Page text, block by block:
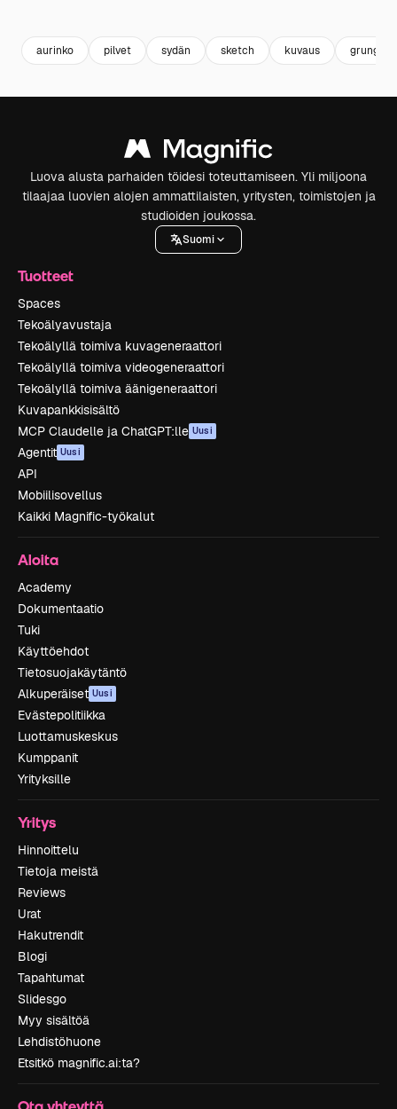
aurinko pilvet sydän sketch kuvaus grunge
Luova alusta parhaiden töidesi toteuttamiseen. Yli miljoona
tilaajaa luovien alojen ammattilaisten, yritysten, toimistojen ja
studioiden joukossa.
Suomi
Tuotteet
Spaces
Tekoälyavustaja
Tekoälyllä toimiva kuvageneraattori
Tekoälyllä toimiva videogeneraattori
Tekoälyllä toimiva äänigeneraattori
Kuvapankkisisältö
MCP Claudelle ja ChatGPT:lle Uusi
Agentit Uusi
API
Mobiilisovellus
Kaikki Magnific-työkalut
Aloita
Academy
Dokumentaatio
Tuki
Käyttöehdot
Tietosuojakäytäntö
Alkuperäiset Uusi
Evästepolitiikka
Luottamuskeskus
Kumppanit
Yrityksille
Yritys
Hinnoittelu
Tietoja meistä
Reviews
Urat
Hakutrendit
Blogi
Tapahtumat
Slidesgo
Myy sisältöä
Lehdistöhuone
Etsitkö magnific.ai:ta?